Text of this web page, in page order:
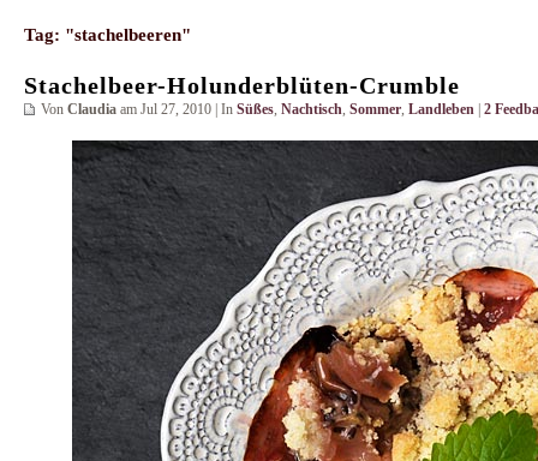
Tag: "stachelbeeren"
Stachelbeer-Holunderblüten-Crumble
Von Claudia am Jul 27, 2010 | In Süßes, Nachtisch, Sommer, Landleben 2